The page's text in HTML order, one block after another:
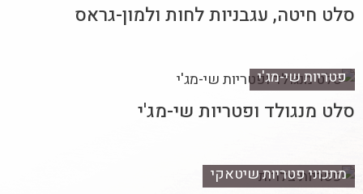
סלט חיטה, עגבניות לחות ולמון-גראס
פטריות שי-מג'י
סלט מנגולד ופטריות שי-מג'י
מתכוני פטריות שיטאקי